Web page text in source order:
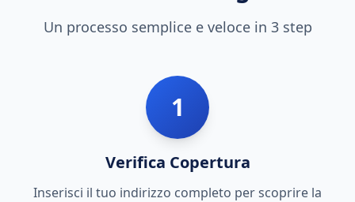
Un processo semplice e veloce in 3 step
1
Verifica Copertura
Inserisci il tuo indirizzo completo per scoprire la